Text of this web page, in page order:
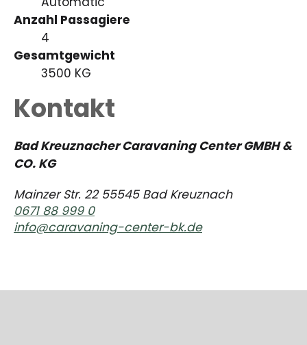
Anzahl Passagiere
4
Gesamtgewicht
3500 KG
Kontakt
Bad Kreuznacher Caravaning Center GMBH &
CO. KG
Mainzer Str. 22 55545 Bad Kreuznach
0671 88 999 0
info@caravaning-center-bk.de